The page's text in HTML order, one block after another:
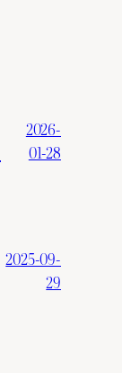
2026-
01-28
2025-09-
29